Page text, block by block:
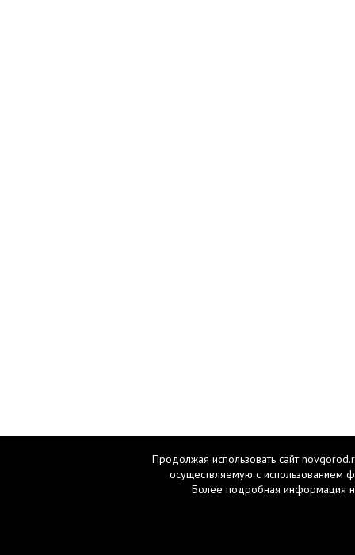
Продолжая использовать сайт
осуществляемую с использованием
Более подробная информация